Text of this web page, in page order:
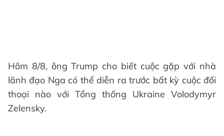
Hôm 8/8, ông Trump cho biết cuộc gặp với nhà
lãnh đạo Nga có thể diễn ra trước bất kỳ cuộc đối
thoại nào với Tổng thống Ukraine Volodymyr
Zelensky.